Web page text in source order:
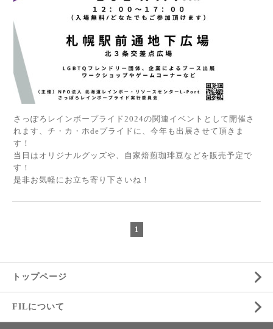
さっぽろレインボープライド2024の関連イベントとして開催さ
れます、チ・カ・ホdeプライドに、今年も出展させて頂きま
す！
当日はオリジナルグッズや、自家焙煎珈琲豆などを販売予定で
す！
是非お気軽にお立ち寄り下さいね！
1
トップページ
FILについて